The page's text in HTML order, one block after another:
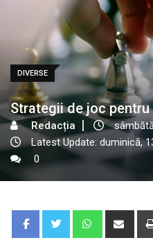
DIVERSE
Strategii de joc
Redacția
Latest Update: duminică,
0
Whatsapp